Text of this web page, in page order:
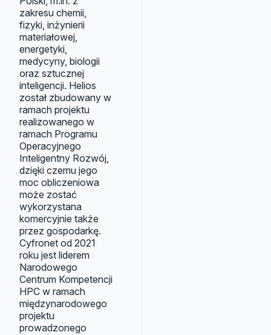
zakresu chemii,
fizyki, inżynierii
materiałowej,
energetyki,
medycyny, biologii
oraz sztucznej
inteligencji. Helios
został zbudowany w
ramach projektu
realizowanego w
ramach Programu
Operacyjnego
Inteligentny Rozwój,
dzięki czemu jego
moc obliczeniowa
może zostać
wykorzystana
komercyjnie także
przez gospodarkę.
Cyfronet od 2021
roku jest liderem
Narodowego
Centrum Kompetencji
HPC w ramach
międzynarodowego
projektu
prowadzonego